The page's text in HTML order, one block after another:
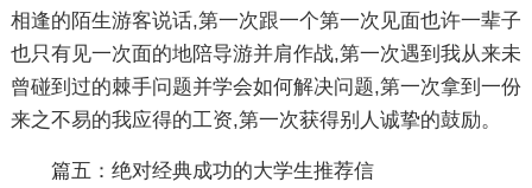
相逢的陌生游客说话,第一次跟一个第一次见面也许一辈子
也只有见一次面的地陪导游并肩作战,第一次遇到我从来未
曾碰到过的棘手问题并学会如何解决问题,第一次拿到一份
来之不易的我应得的工资,第一次获得别人诚挚的鼓励。
篇五：绝对经典成功的大学生推荐信